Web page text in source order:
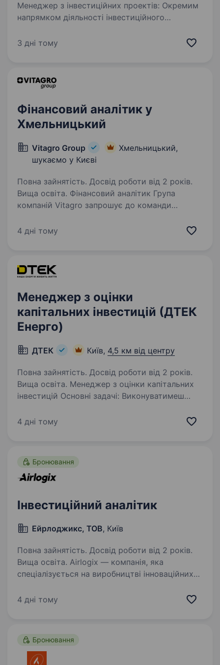
Менеджер з інвестиційних проектів: Окремим
напрямком діяльності інвестиційного
альтернативних інвестицій: зарубіжна та
3 дні тому
Фінансовий аналітик у
Хмельницький
Vitagro Group
Хмельницький,
шукаємо у Києві
Повна зайнятість. Досвід роботи від 2 років.
Вища освіта. Фінансовий аналітик Група
компаній Vitagro запрошує до команди
до аналізу ефективності бізнесів,
4 дні тому
Менеджер з оцінки
капітальних інвестицій (ДТЕК
Енерго)
ДТЕК Київ, 4,5 км від центру
Повна зайнятість. Досвід роботи від 2 років.
Вища освіта. Менеджер з оцінки капітальних
інвестицій Основні задачі: Виконуватимеш
інвестиційних проєктів, спрямованих
4 дні тому
Бронювання
Інвестиційний аналітик
Ейрлоджикс, ТОВ, Київ
Повна зайнятість. Досвід роботи від 2 років.
Вища освіта. Airlogix — компанія, яка
спеціалізується на виробництві інноваційних
апаратів (БПЛА). Зараз наше головне
4 дні тому
Бронювання